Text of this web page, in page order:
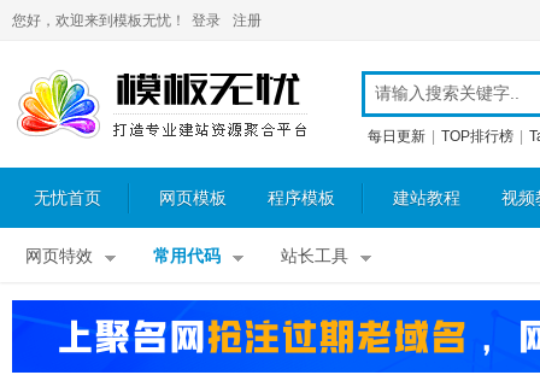
您好，欢迎来到模板无忧！ 登录 注册
每日更新 TOP排行榜
无忧首页 网页模板 程序模板 建站教程 视频
网页特效 常用代码 站长工具